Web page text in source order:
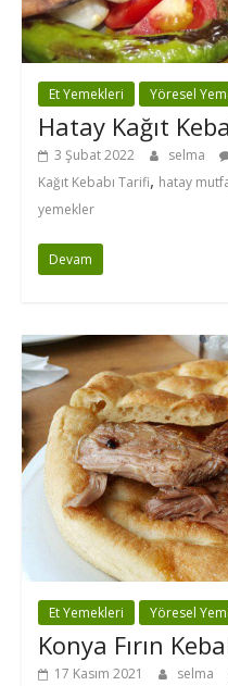
Et Yemekleri Yöresel
Hatay Kağıt
3 Şubat 2022 selma
Kağıt Kebabı Tarifi, hatay
yemekler
Devam
Et Yemekleri Yöresel
Konya Fırın
17 Kasım 2021 selma